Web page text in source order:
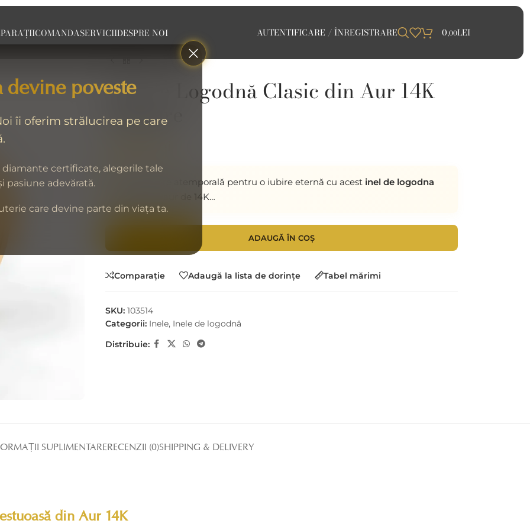
poveste
îi oferim strălucirea pe care
certificate, alegerile tale
pasiune adevărată.
care devine parte din viața ta.
decorate cu diamante certificate și pietre
COMANDASERVICIIDESPRE NOI AUTENTIFICARE / ÎNREGISTRARE 0,00LEI
Inel de Logodnă Clasic din Aur 14K
Solitaire
O alegere atemporală pentru o iubire eternă cu acest inel de logodna
din aur de 14K…
ADAUGĂ ÎN COȘ
Comparaţie Adaugă la lista de dorințe Tabel mărimi
SKU: 103514
Categorii: Inele, Inele de logodnă
Distribuie:
SUPLIMENTARERECENZII (0)SHIPPING & DELIVERY
din Aur 14K